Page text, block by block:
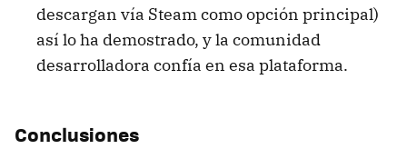
descargan vía Steam como opción principal)
así lo ha demostrado, y la comunidad
desarrolladora confía en esa plataforma.
Conclusiones